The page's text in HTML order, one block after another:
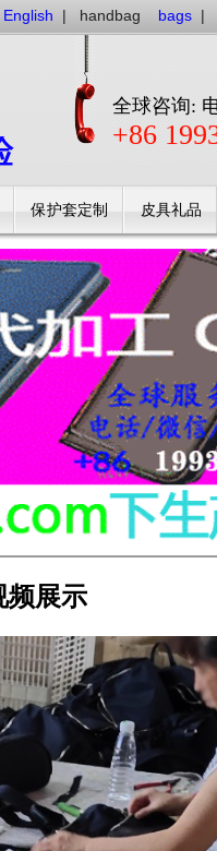
English | handbag bags |
全球咨询:
+86
保护套定制 皮具礼品